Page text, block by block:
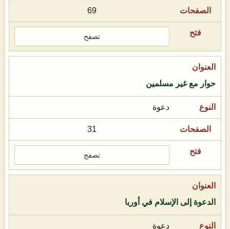
69
تصفح
حوار مع غير مسلمين
دعوة
31
تصفح
الدعوة إلى الإسلام في أوربا
دعوة